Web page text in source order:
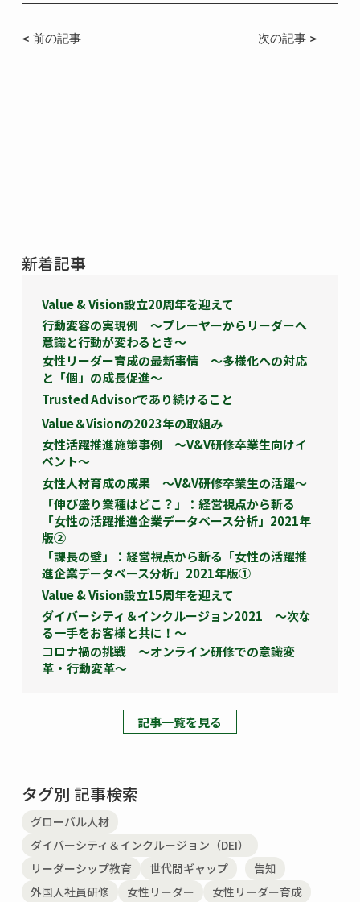
Value & Vision設立20周年を迎えて
行動変容の実現例 ～プレーヤーからリーダーへ
意識と行動が変わるとき～
女性リーダー育成の最新事情 ～多様化への対応
と「個」の成長促進～
Trusted Advisorであり続けること
Value＆Visionの2023年の取組み
女性活躍推進施策事例 ～V&V研修卒業生向けイ
ベント～
女性人材育成の成果 ～V&V研修卒業生の活躍～
「伸び盛り業種はどこ？」：経営視点から斬る
「女性の活躍推進企業データベース分析」2021年
版②
「課長の壁」：経営視点から斬る「女性の活躍推
進企業データベース分析」2021年版①
Value & Vision設立15周年を迎えて
ダイバーシティ＆インクルージョン2021 ～次な
る一手をお客様と共に！～
コロナ禍の挑戦 ～オンライン研修での意識変
革・行動変革～
新着記事
記事一覧を見る
タグ別 記事検索
グローバル人材
ダイバーシティ＆インクルージョン（DEI）
リーダーシップ教育
世代間ギャップ
告知
外国人社員研修
女性リーダー
女性リーダー育成
< 前の記事 次の記事 >